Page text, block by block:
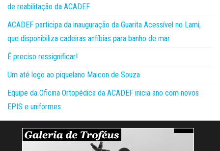
de reabilitação da ACADEF
ACADEF participa da inauguração da Guarita Acessível no Lami,
que disponibiliza cadeiras anfíbias para banho de mar
É preciso ressignificar!
Um até logo ao piquelano Maicon de Souza
Equipe da Oficina Ortopédica da ACADEF inicia ano com novos
EPIS e uniformes